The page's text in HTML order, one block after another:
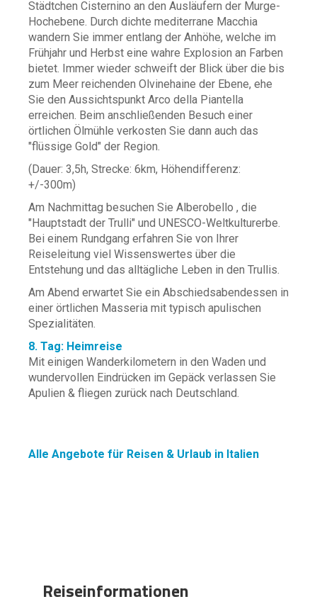
Städtchen Cisternino an den Ausläufern der Murge-
Hochebene. Durch dichte mediterrane Macchia
wandern Sie immer entlang der Anhöhe, welche im
Frühjahr und Herbst eine wahre Explosion an Farben
bietet. Immer wieder schweift der Blick über die bis
zum Meer reichenden Olvinehaine der Ebene, ehe
Sie den Aussichtspunkt Arco della Piantella
erreichen. Beim anschließenden Besuch einer
örtlichen Ölmühle verkosten Sie dann auch das
"flüssige Gold" der Region.
(Dauer: 3,5h, Strecke: 6km, Höhendifferenz:
+/-300m)
Am Nachmittag besuchen Sie Alberobello , die
"Hauptstadt der Trulli" und UNESCO-Weltkulturerbe.
Bei einem Rundgang erfahren Sie von Ihrer
Reiseleitung viel Wissenswertes über die
Entstehung und das alltägliche Leben in den Trullis.
Am Abend erwartet Sie ein Abschiedsabendessen in
einer örtlichen Masseria mit typisch apulischen
Spezialitäten.
8. Tag: Heimreise
Mit einigen Wanderkilometern in den Waden und
wundervollen Eindrücken im Gepäck verlassen Sie
Apulien & fliegen zurück nach Deutschland.
Alle Angebote für Reisen & Urlaub in Italien
Reiseinformationen